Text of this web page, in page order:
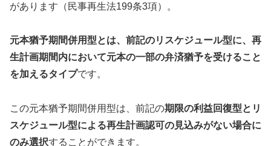
があります（民事再生法199条3項）。
元本猶予期間併用型とは、前記のリスケジュール型に、再
生計画期間内において元本の一部の弁済猶予を受けること
を加えるタイプです。
この元本猶予期間併用型は、前記の期限の利益回復型とリ
スケジュール型による再生計画認可の見込みがない場合に
のみ選択することができます。